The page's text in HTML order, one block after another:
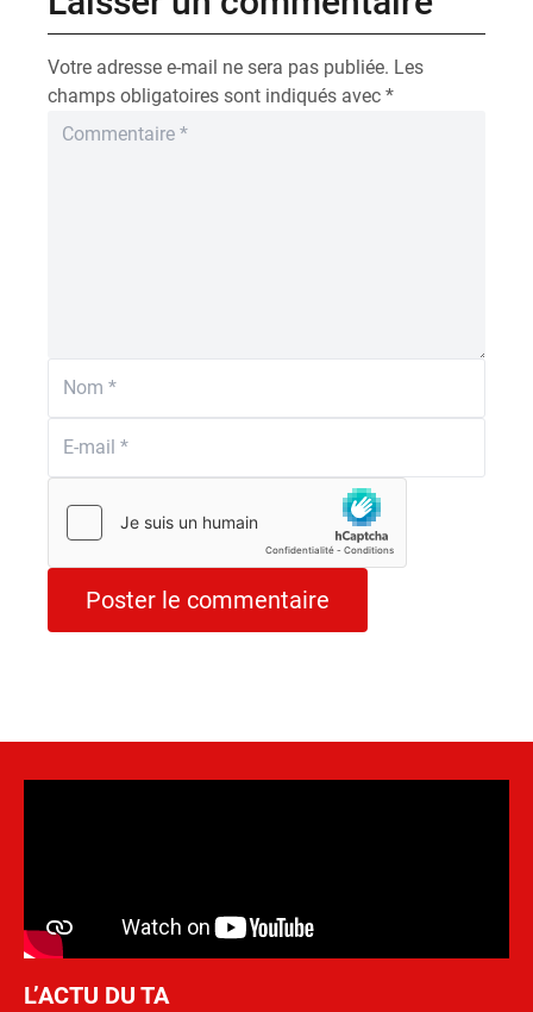
Votre adresse e-mail ne sera pas publiée. Les
champs obligatoires sont indiqués avec *
L’ACTU DU TA